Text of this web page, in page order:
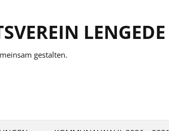
LENGEDE
gestalten.